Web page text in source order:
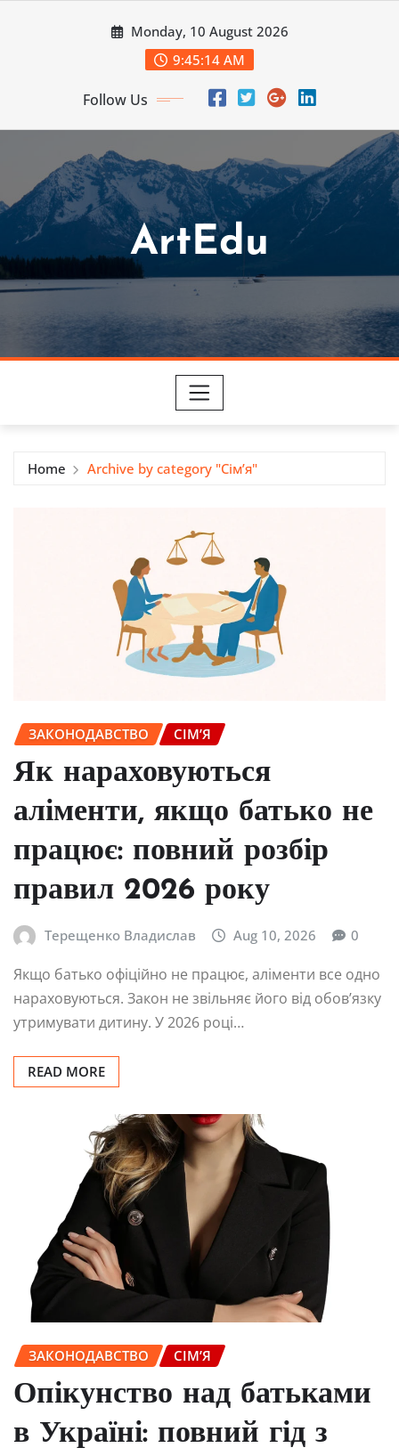
Monday, 10 August 2026
9:45:15 AM
Follow Us
ArtEdu
Home Archive by category "Сім’я"
ЗАКОНОДАВСТВО СІМ’Я
Як нараховуються
аліменти, якщо батько не
працює: повний розбір
правил 2026 року
Терещенко Владислав Aug 10, 2026 0
Якщо батько офіційно не працює, аліменти все одно
нараховуються. Закон не звільняє його від обов’язку
утримувати дитину. У 2026 році…
READ MORE
ЗАКОНОДАВСТВО СІМ’Я
Опікунство над батьками
в Україні: повний гід з